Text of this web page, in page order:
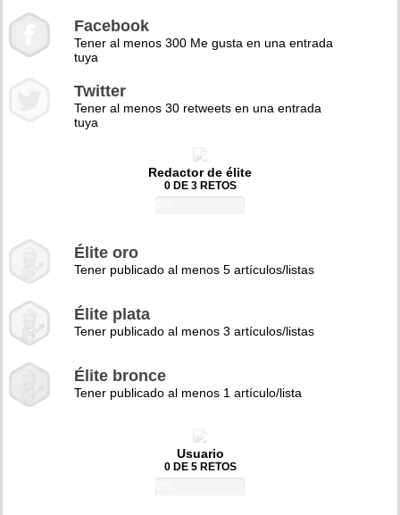
Facebook
Tener al menos 300 Me gusta en una entrada
tuya
Twitter
Tener al menos 30 retweets en una entrada
tuya
Redactor de élite
0 DE 3 RETOS
Élite oro
Tener publicado al menos 5 artículos/listas
Élite plata
Tener publicado al menos 3 artículos/listas
Élite bronce
Tener publicado al menos 1 artículo/lista
Usuario
0 DE 5 RETOS